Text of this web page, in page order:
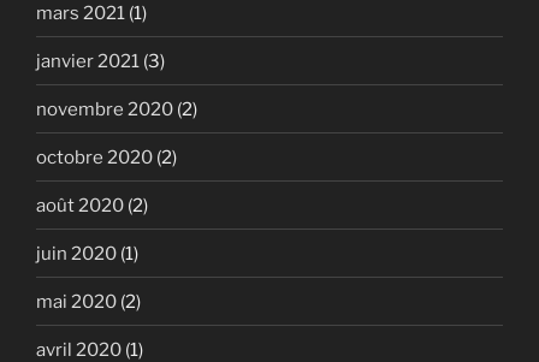
mars 2021 (1)
janvier 2021 (3)
novembre 2020 (2)
octobre 2020 (2)
août 2020 (2)
juin 2020 (1)
mai 2020 (2)
avril 2020 (1)